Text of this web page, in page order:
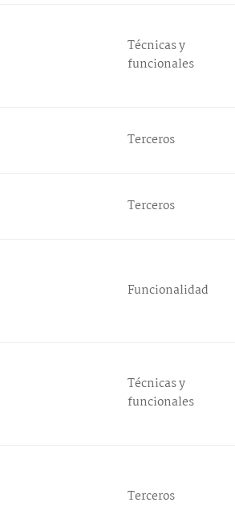
Técnicas y
funcionales
Terceros
Terceros
Funcionalidad
Técnicas y
funcionales
Terceros